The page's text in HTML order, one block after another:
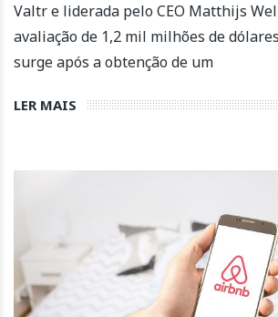
Valtr e liderada pelo CEO Matthijs
avaliação de 1,2 mil milhões de
surge após a obtenção de um
LER MAIS